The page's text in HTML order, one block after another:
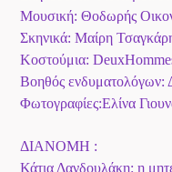
Μουσική: Θοδωρής
Σκηνικά: Μαίρη
Κοστούμια:
Βοηθός ενδυματολόγων:
Φωτογραφίες:Ελίνα
ΔΙΑΝΟΜΗ :
Κάτια Δανδουλάκη: η